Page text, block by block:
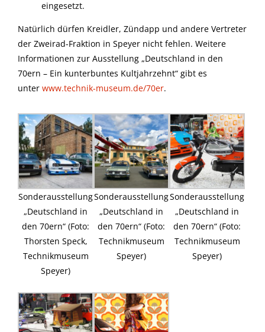
eingesetzt.
Natürlich dürfen Kreidler, Zündapp und andere Vertreter
der Zweirad-Fraktion in Speyer nicht fehlen. Weitere
Informationen zur Ausstellung „Deutschland in den
70ern – Ein kunterbuntes Kultjahrzehnt“ gibt es
unter www.technik-museum.de/70er.
Sonderausstellung
„Deutschland in
den 70ern“ (Foto:
Thorsten Speck,
Technikmuseum
Speyer)
Sonderausstellung
„Deutschland in
den 70ern“ (Foto:
Technikmuseum
Speyer)
Sonderausstellung
„Deutschland in
den 70ern“ (Foto:
Technikmuseum
Speyer)